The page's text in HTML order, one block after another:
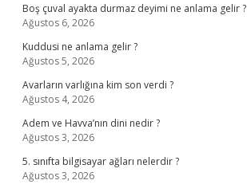
Boş çuval ayakta durmaz deyimi ne anlama gelir ?
Ağustos 6, 2026
Kuddusi ne anlama gelir ?
Ağustos 5, 2026
Avarların varlığına kim son verdi ?
Ağustos 4, 2026
Adem ve Havva’nın dini nedir ?
Ağustos 3, 2026
5. sınıfta bilgisayar ağları nelerdir ?
Ağustos 3, 2026